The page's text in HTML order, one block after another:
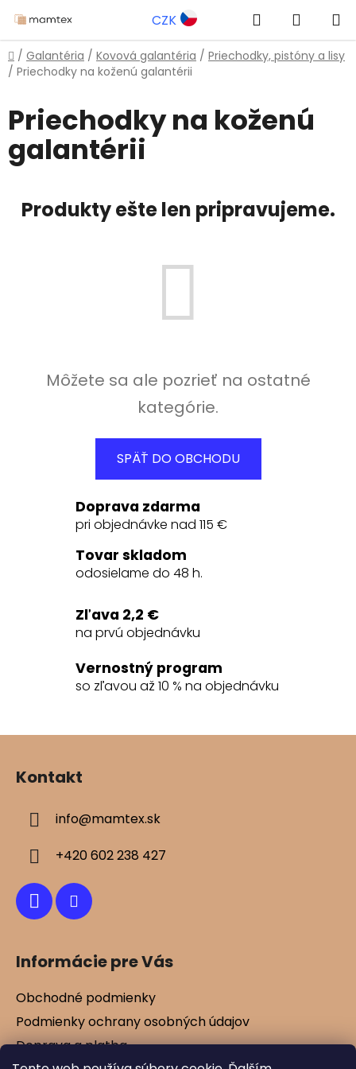
na
obsah
CZK Hľadať
KOŠÍK
Domov
/ Galantéria / Kovová galantéria / Priechodky, pistóny a lisy
/ Priechodky na koženú galantérii
Priechodky na koženú
galantérii
Produkty ešte len pripravujeme.
Môžete sa ale pozrieť na ostatné
kategórie.
SPÄŤ DO OBCHODU
Doprava zdarma
pri objednávke nad 115 €
Tovar skladom
odosielame do 48 h.
Zľava 2,2 €
na prvú objednávku
Vernostný program
so zľavou až 10 % na objednávku
Kontakt
info@mamtex.sk
+420 602 238 427
Informácie pre Vás
Obchodné podmienky
Podmienky ochrany osobných údajov
Doprava a platba